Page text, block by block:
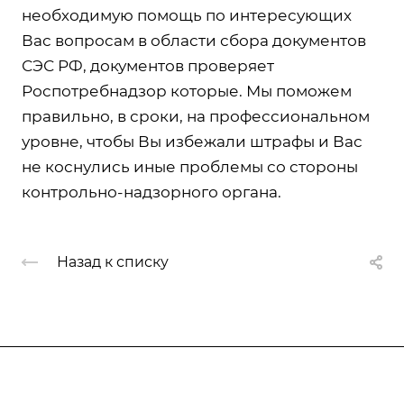
необходимую помощь по интересующих
Вас вопросам в области сбора документов
СЭС РФ, документов проверяет
Роспотребнадзор которые. Мы поможем
правильно, в сроки, на профессиональном
уровне, чтобы Вы избежали штрафы и Вас
не коснулись иные проблемы со стороны
контрольно-надзорного органа.
Назад к списку